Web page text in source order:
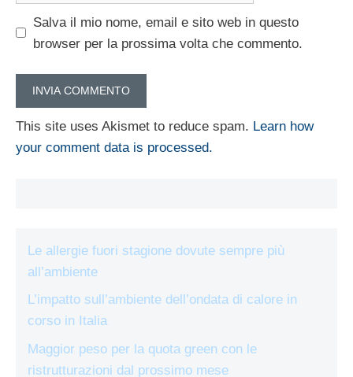
Salva il mio nome, email e sito web in questo
browser per la prossima volta che commento.
This site uses Akismet to reduce spam. Learn how
your comment data is processed.
Le allergie fuori stagione dovute sempre più
all’ambiente
L’impatto sull’ambiente dell’ondata di calore in
corso in Italia
Maggior peso per la quota green con le
ristrutturazioni dal prossimo mese